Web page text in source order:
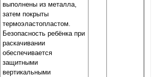
выполнены из металла,
затем покрыты
термоэластопластом.
Безопасность ребёнка при
раскачивании
обеспечивается
защитными
вертикальными